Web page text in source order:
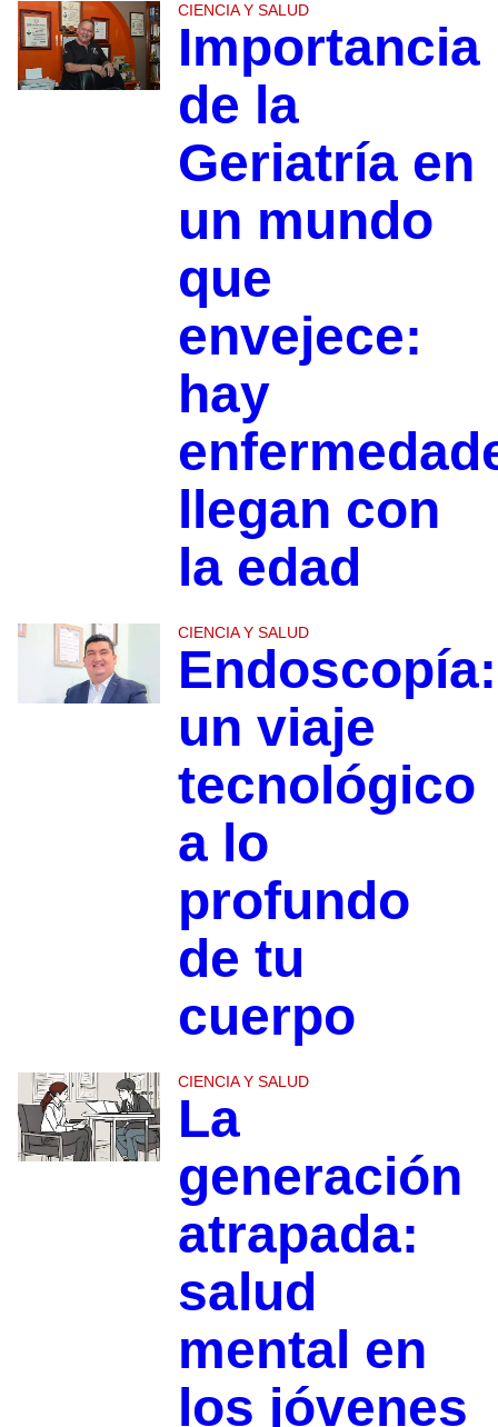
CIENCIA Y SALUD
Importancia
de la
Geriatría en
un mundo
que
envejece:
hay
llegan con
la edad
CIENCIA Y SALUD
Endoscopía:
un viaje
tecnológico
a lo
profundo
de tu
cuerpo
CIENCIA Y SALUD
La
generación
atrapada:
salud
mental en
los jóvenes